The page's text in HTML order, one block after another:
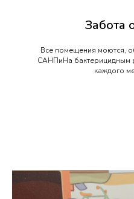
Забота
Все помещения моются,
САНПиНа бактерицидным
каждого